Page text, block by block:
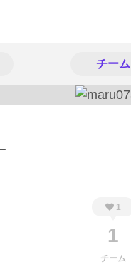
チーム
1
1
チーム